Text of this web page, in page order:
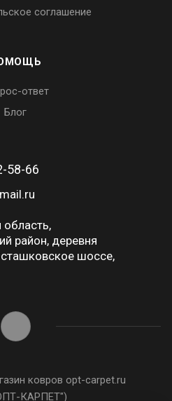
соглашение
ответ
Блог
58-66
район, деревня
шоссе,
ковров opt-carpet.ru
КАРПЕТ")